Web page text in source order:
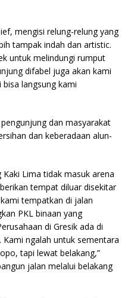
mengisi relung-relung yang
tampak indah dan artistic.
untuk melindungi rumput
difabel juga akan kami
langsung kami
dan masyarakat
dan keberadaan alun-
Lima tidak masuk arena
tempat diluar disekitar
tempatkan di jalan
PKL binaan yang
di Gresik ada di
ngalah untuk sementara
tapi lewat belakang,”
jalan melalui belakang